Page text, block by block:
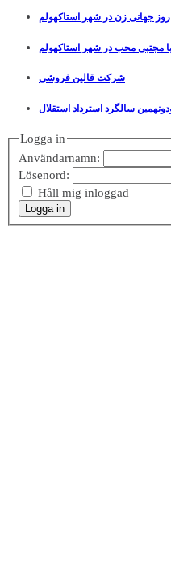
جهانی زن در شهر استاکهولم
محب در شهر استاکهولم
شرکت قالین فروشی
سالگرد استرداد استقلال
Logga in
Användarnamn:
Lösenord:
Håll mig inloggad
Logga in